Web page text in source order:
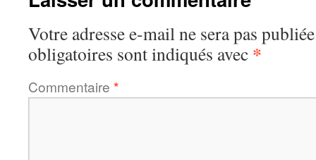
Votre adresse e-mail ne sera pas
obligatoires sont indiqués avec *
Commentaire *